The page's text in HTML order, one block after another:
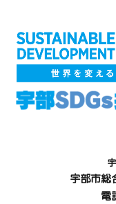
宇部市総
電